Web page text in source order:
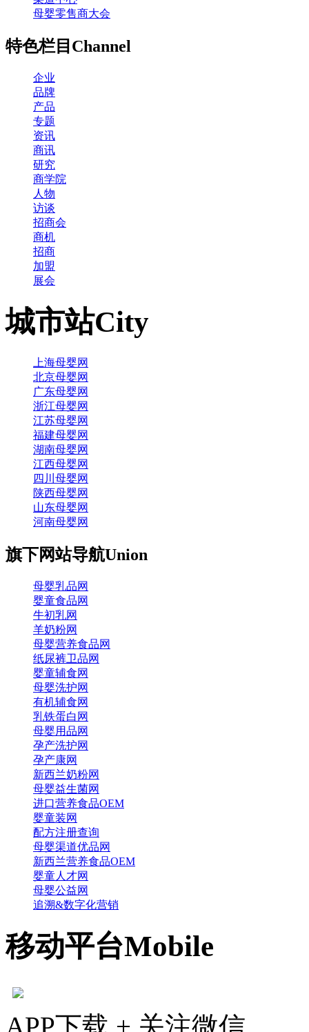
母婴零售商大会
特色栏目 Channel
企业
品牌
产品
专题
资讯
商讯
研究
商学院
人物
访谈
招商会
商机
招商
加盟
展会
城市站City
上海母婴网
北京母婴网
广东母婴网
浙江母婴网
江苏母婴网
福建母婴网
湖南母婴网
江西母婴网
四川母婴网
陕西母婴网
山东母婴网
河南母婴网
旗下网站导航Union
母婴乳品网
婴童食品网
牛初乳网
羊奶粉网
母婴营养食品网
纸尿裤卫品网
婴童辅食网
母婴洗护网
有机辅食网
乳铁蛋白网
母婴用品网
孕产洗护网
孕产康网
新西兰奶粉网
母婴益生菌网
进口营养食品OEM
婴童装网
配方注册查询
母婴渠道优品网
新西兰营养食品OEM
婴童人才网
母婴公益网
追溯&数字化营销
移动平台Mobile
APP下载 + 关注微信